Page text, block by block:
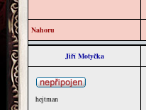
Nahoru
Jiří Motyčka
hejtman